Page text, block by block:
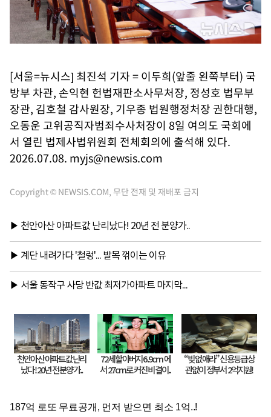
[서울=뉴시스] 최진석 기자 = 이두희(앞줄 왼쪽부터) 국
방부 차관, 손익현 헌법재판소사무처장, 정성호 법무부
장관, 김호철 감사원장, 기우종 법원행정처장 권한대행,
오동운 고위공직자범죄수사처장이 8일 여의도 국회에
서 열린 법제사법위원회 전체회의에 출석해 있다.
2026.07.08. myjs@newsis.com
Copyright © NEWSIS.COM, 무단 전재 및 재배포 금지